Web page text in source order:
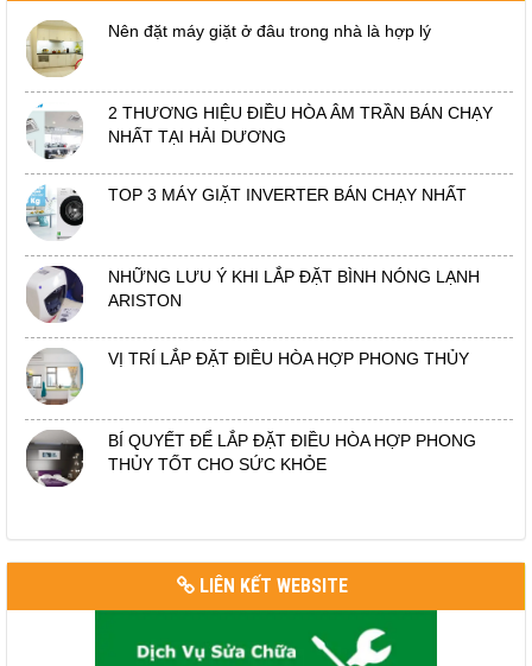
Nên đặt máy giặt ở đâu trong nhà là hợp lý
2 THƯƠNG HIỆU ĐIỀU HÒA ÂM TRẦN BÁN CHẠY
NHẤT TẠI HẢI DƯƠNG
TOP 3 MÁY GIẶT INVERTER BÁN CHẠY NHẤT
NHỮNG LƯU Ý KHI LẮP ĐẶT BÌNH NÓNG LẠNH
ARISTON
VỊ TRÍ LẮP ĐẶT ĐIỀU HÒA HỢP PHONG THỦY
BÍ QUYẾT ĐỂ LẮP ĐẶT ĐIỀU HÒA HỢP PHONG
THỦY TỐT CHO SỨC KHỎE
LIÊN KẾT WEBSITE